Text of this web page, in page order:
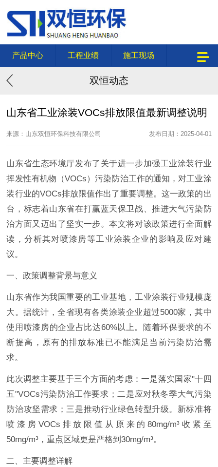
产品中心 工程业绩 施工现场
双恒动态
山东省工业涂装VOCs排放限值最新调整说明
来源：山东双恒环保科技有限公司 发布日期：2025-04-01
山东省生态环境厅发布了关于进一步加强工业涂装行业
挥发性有机物（VOCs）污染防治工作的通知，对工业涂
装行业的VOCs排放限值作出了重要调整。这一政策的出
台，标志着山东省在打赢蓝天保卫战、推进大气污染防
治方面又迈出了坚实一步。本文将对该政策进行全面解
读，分析其对喷漆房等工业涂装企业的影响及应对建
议。
一、政策调整背景与意义
山东省作为我国重要的工业基地，工业涂装行业规模庞
大。据统计，全省现有各类涂装企业超过5000家，其中
使用喷漆房的企业占比达60%以上。随着环保要求的不
断提高，原有的排放标准已不能满足当前污染防治需
求。
此次调整主要基于三个方面的考虑：一是落实国家"十四
五"VOCs污染防治工作要求；二是应对秋冬季大气污染
防治攻坚需求；三是推动行业绿色转型升级。新标准将
喷漆房VOCs排放限值从原来的80mg/m³收紧至
50mg/m³，重点区域更是严格到30mg/m³。
二、主要调整详解